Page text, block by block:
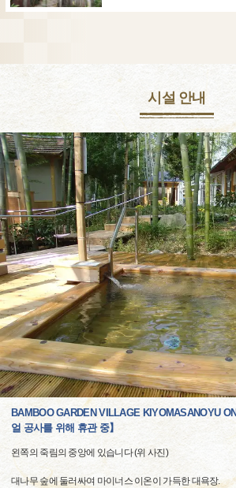
시설 안내
BAMBOO GARDEN VILLAGE KIYOMASANOYU
얼 공사를 위해 휴관 중】
왼쪽의 죽림의 중앙에 있습니다 (위 사진)
대나무 숲에 둘러싸여 마이너스 이온이 가득한 대욕장.